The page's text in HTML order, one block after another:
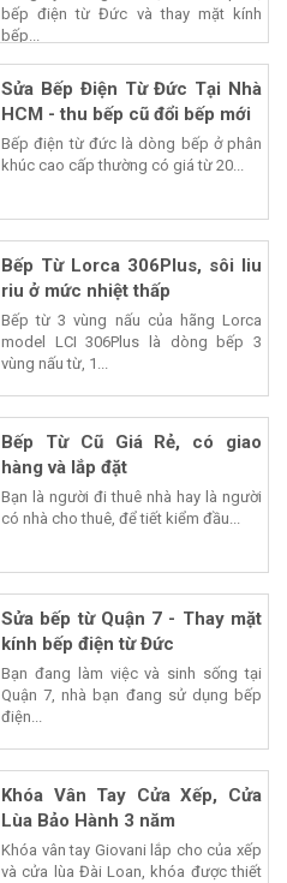
bếp điện từ Đức và thay mặt kính
bếp...
Sửa Bếp Điện Từ Đức Tại Nhà
HCM - thu bếp cũ đổi bếp mới
Bếp điện từ đức là dòng bếp ở phân
khúc cao cấp thường có giá từ 20...
Bếp Từ Lorca 306Plus, sôi liu
riu ở mức nhiệt thấp
Bếp từ 3 vùng nấu của hãng Lorca
model LCI 306Plus là dòng bếp 3
vùng nấu từ, 1...
Bếp Từ Cũ Giá Rẻ, có giao
hàng và lắp đặt
Bạn là người đi thuê nhà hay là người
có nhà cho thuê, để tiết kiểm đầu...
Sửa bếp từ Quận 7 - Thay mặt
kính bếp điện từ Đức
Bạn đang làm việc và sinh sống tại
Quận 7, nhà bạn đang sử dụng bếp
điện...
Khóa Vân Tay Cửa Xếp, Cửa
Lùa Bảo Hành 3 năm
Khóa vân tay Giovani lắp cho của xếp
và cửa lùa Đài Loan, khóa được thiết